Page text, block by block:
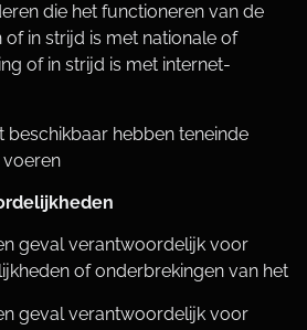
die het functioneren van de
in strijd is met nationale of
of in strijd is met internet-
beschikbaar hebben teneinde
voeren
geval verantwoordelijk voor
of onderbrekingen van het
geval verantwoordelijk voor